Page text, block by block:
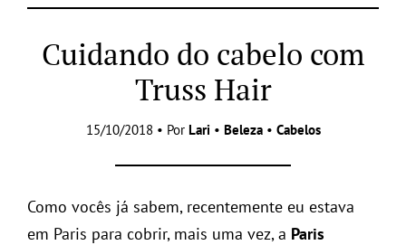
Cuidando do cabelo com
Truss Hair
15/10/2018 • Por Lari • Beleza• Cabelos
Como vocês já sabem, recentemente eu estava
em Paris para cobrir, mais uma vez, a Paris